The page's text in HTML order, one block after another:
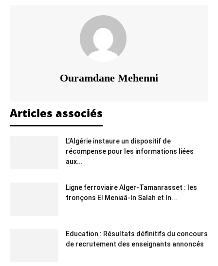
Ouramdane Mehenni
Articles associés
L’Algérie instaure un dispositif de
récompense pour les informations liées
aux...
Ligne ferroviaire Alger-Tamanrasset : les
tronçons El Meniaâ-In Salah et In...
Education : Résultats définitifs du concours
de recrutement des enseignants annoncés